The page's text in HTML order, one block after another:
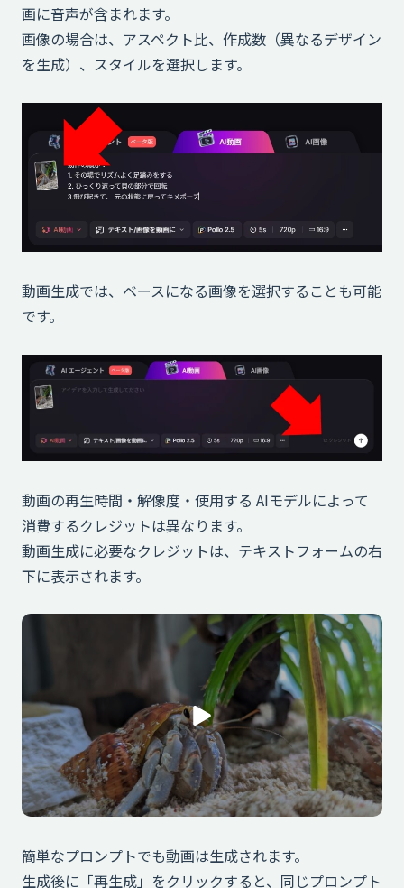
画に音声が含まれます。
画像の場合は、アスペクト比、作成数（異なるデザイン
を生成）、スタイルを選択します。
動画生成では、ベースになる画像を選択することも可能
です。
動画の再生時間・解像度・使用する AIモデルによって
消費するクレジットは異なります。
動画生成に必要なクレジットは、テキストフォームの右
下に表示されます。
簡単なプロンプトでも動画は生成されます。
生成後に「再生成」をクリックすると、同じプロンプト